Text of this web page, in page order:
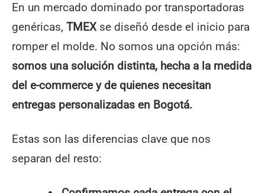
En un mercado dominado por transportadoras
genéricas, TMEXse diseñó desde el inicio para
romper el molde. No somos una opción más:
somos una solución distinta, hecha a la medida
del e-commerce y de quienes necesitan
entregas personalizadas en Bogotá.
Estas son las diferencias clave que nos
separan del resto: